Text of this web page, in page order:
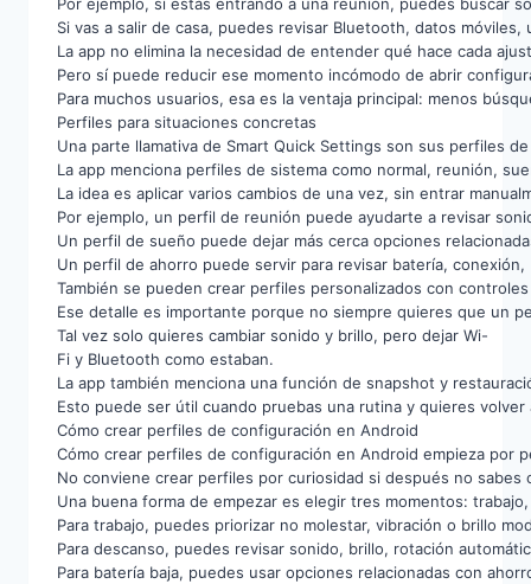
Por ejemplo, si estás entrando a una reunión, puedes buscar
Si vas a salir de casa, puedes revisar Bluetooth, datos
La app no elimina la necesidad de entender qué hace cada
Pero sí puede reducir ese momento incómodo de abrir
Para muchos usuarios, esa es la ventaja principal: menos
Perfiles para situaciones concretas
Una parte llamativa de Smart Quick Settings son sus perfiles
La app menciona perfiles de sistema como normal, reunión,
La idea es aplicar varios cambios de una vez, sin entrar
Por ejemplo, un perfil de reunión puede ayudarte a revisar
Un perfil de sueño puede dejar más cerca opciones
Un perfil de ahorro puede servir para revisar batería,
También se pueden crear perfiles personalizados con
Ese detalle es importante porque no siempre quieres que un
Tal vez solo quieres cambiar sonido y brillo, pero dejar Wi-
Fi y Bluetooth como estaban.
La app también menciona una función de snapshot y
Esto puede ser útil cuando pruebas una rutina y quieres
Cómo crear perfiles de configuración en Android
Cómo crear perfiles de configuración en Android empieza por
No conviene crear perfiles por curiosidad si después no sabes
Una buena forma de empezar es elegir tres momentos:
Para trabajo, puedes priorizar no molestar, vibración o brillo
Para descanso, puedes revisar sonido, brillo, rotación
Para batería baja, puedes usar opciones relacionadas con